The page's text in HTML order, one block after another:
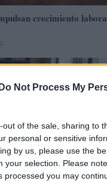
Do Not Process My
out of the sale, sharing to
personal or sensitive
by us, please use the
your selection. Please
processed you may
crecimiento